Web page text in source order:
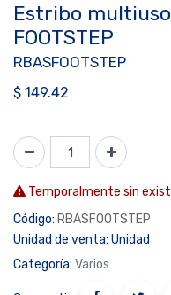
Estribo
FOOTSTEP
RBASFOOTSTEP
$ 149.42
Temporalmente sin
Código: RBASFOOTSTEP
Unidad de venta: Unidad
Categoría: Varios